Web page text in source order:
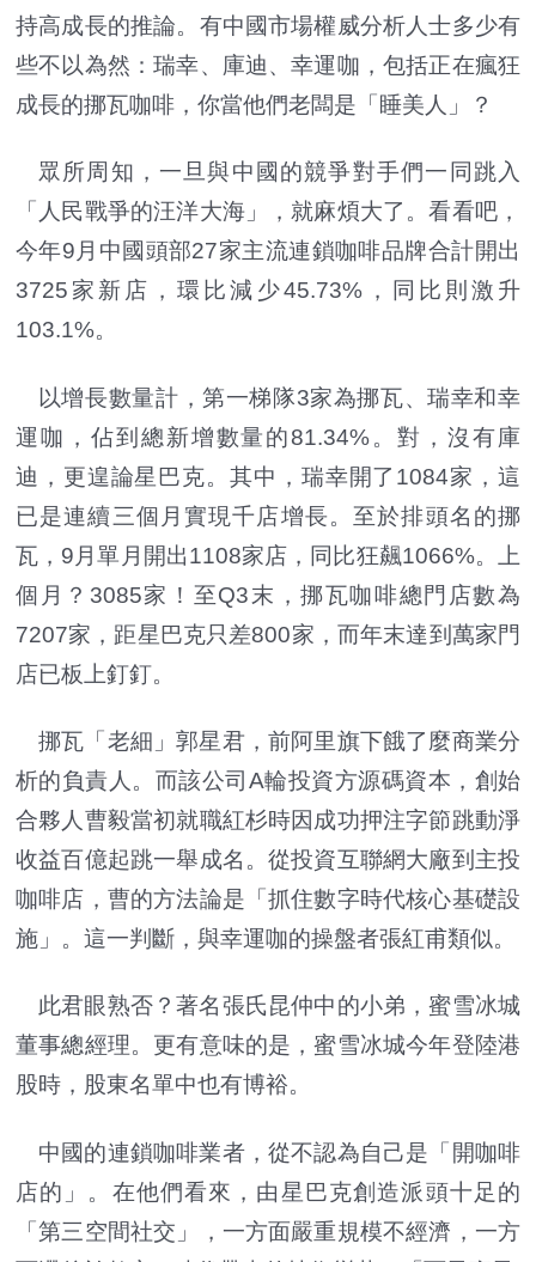
持高成長的推論。有中國市場權威分析人士多少有
些不以為然：瑞幸、庫迪、幸運咖，包括正在瘋狂
成長的挪瓦咖啡，你當他們老闆是「睡美人」？
眾所周知，一旦與中國的競爭對手們一同跳入
「人民戰爭的汪洋大海」，就麻煩大了。看看吧，
今年9月中國頭部27家主流連鎖咖啡品牌合計開出
3725家新店，環比減少45.73%，同比則激升
103.1%。
以增長數量計，第一梯隊3家為挪瓦、瑞幸和幸
運咖，佔到總新增數量的81.34%。對，沒有庫
迪，更遑論星巴克。其中，瑞幸開了1084家，這
已是連續三個月實現千店增長。至於排頭名的挪
瓦，9月單月開出1108家店，同比狂飆1066%。上
個月？3085家！至Q3末，挪瓦咖啡總門店數為
7207家，距星巴克只差800家，而年末達到萬家門
店已板上釘釘。
挪瓦「老細」郭星君，前阿里旗下餓了麼商業分
析的負責人。而該公司A輪投資方源碼資本，創始
合夥人曹毅當初就職紅杉時因成功押注字節跳動淨
收益百億起跳一舉成名。從投資互聯網大廠到主投
咖啡店，曹的方法論是「抓住數字時代核心基礎設
施」。這一判斷，與幸運咖的操盤者張紅甫類似。
此君眼熟否？著名張氏昆仲中的小弟，蜜雪冰城
董事總經理。更有意味的是，蜜雪冰城今年登陸港
股時，股東名單中也有博裕。
中國的連鎖咖啡業者，從不認為自己是「開咖啡
店的」。在他們看來，由星巴克創造派頭十足的
「第三空間社交」，一方面嚴重規模不經濟，一方